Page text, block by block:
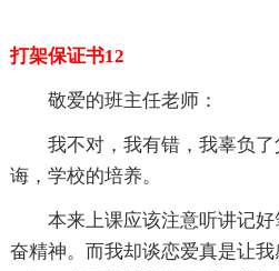
打架保证书12
敬爱的班主任老师：
我不对，我有错，我辜负
诲，学校的培养。
本来上课应该注意听讲记
奋精神。而我却谈恋爱真是让